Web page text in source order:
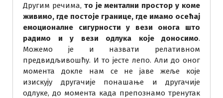
Другим речима, то је ментални простор у коме
живимо, где постоје границе, где имамо осећај
емоционалне сигурности у вези онога што
радимо и у вези одлука које доносимо.
Можемо је и назвати релативном
предвидљивошћу. И то јесте лепо. Али до оног
момента докле нам се не јаве жеље које
изискују другачије понашање и другачије
одлуке, до момента када препознамо тренутак